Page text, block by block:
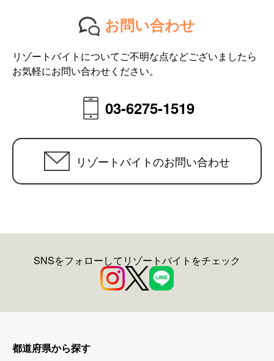
お問い合わせ
リゾートバイトについてご不明な点などございましたら
お気軽にお問い合わせください。
03-6275-1519
リゾートバイトのお問い合わせ
SNSをフォローしてリゾートバイトをチェック
都道府県から探す